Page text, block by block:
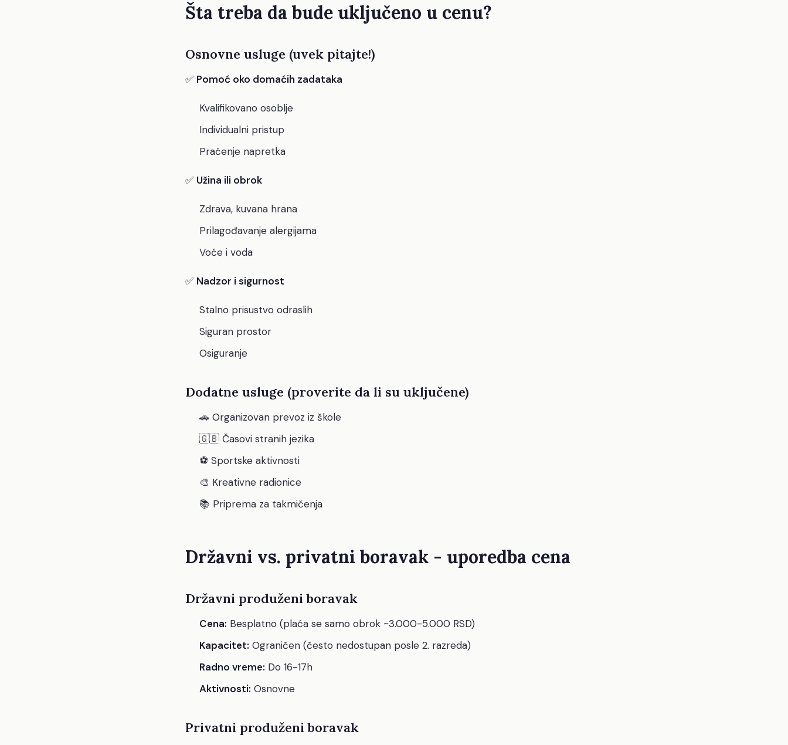
Šta treba da bude uključeno u cenu?
Osnovne usluge (uvek pitajte!)
✅ Pomoć oko domaćih zadataka
Kvalifikovano osoblje
Individualni pristup
Praćenje napretka
✅ Užina ili obrok
Zdrava, kuvana hrana
Prilagođavanje alergijama
Voće i voda
✅ Nadzor i sigurnost
Stalno prisustvo odraslih
Siguran prostor
Osiguranje
Dodatne usluge (proverite da li su uključene)
🚗 Organizovan prevoz iz škole
🇬🇧 Časovi stranih jezika
⚽ Sportske aktivnosti
🎨 Kreativne radionice
📚 Priprema za takmičenja
Državni vs. privatni boravak - uporedba cena
Državni produženi boravak
Cena: Besplatno (plaća se samo obrok ~3.000-5.000 RSD)
Kapacitet: Ograničen (često nedostupan posle 2. razreda)
Radno vreme: Do 16-17h
Aktivnosti: Osnovne
Privatni produženi boravak